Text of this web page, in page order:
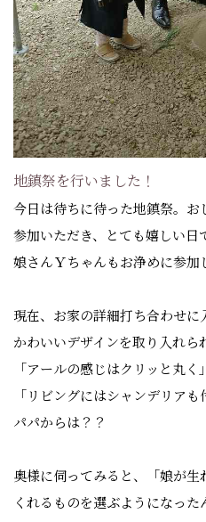
地鎮祭を行いました！
今日は待ちに待った地鎮祭。
参加いただき、とても嬉しい日
娘さんＹちゃんもお浄めに参加
現在、お家の詳細打ち合わせ
かわいいデザインを取り入れら
「アールの感じはクリッと丸く
「リビングにはシャンデリア
パパからは？？
奥様に伺ってみると、「娘が
くれるものを選ぶようになった